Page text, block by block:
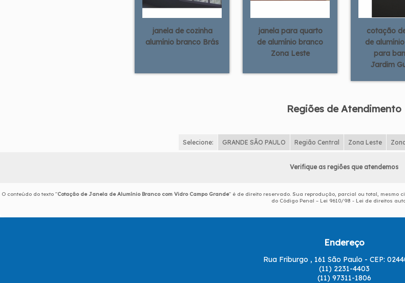
janela de cozinha
alumínio branco Brás
janela para quarto
de alumínio branco
Zona Leste
cotação
de
para
Jardim
Regiões de Atendimento
Selecione: GRANDE SÃO PAULO Região Central Zona Leste
Verifique as regiões que atendemos
O conteúdo do texto "Cotação de Janela de Alumínio Branco com Vidro Campo Grande" é de direito reservado. Sua reprodução, parcial ou total, mesmo
do Código Penal – Lei 9610/98 - Lei de direitos
Endereço
Rua Friburgo , 161 São Paulo - CEP:
(11) 2231-4403
(11) 97311-1806